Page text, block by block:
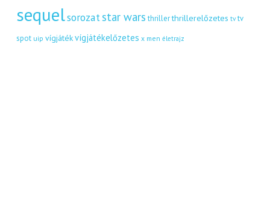
sequelsorozatstar wars thriller thrillerelőzetes tv tv
spot uip vígjátékvígjátékelőzetes x men életrajz